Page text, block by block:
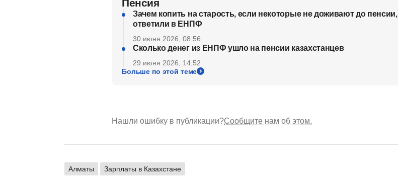
Пенсия
Зачем копить на старость, если некоторые не доживают до пенсии,
ответили в ЕНПФ
30 июня 2026, 08:56
Сколько денег из ЕНПФ ушло на пенсии казахстанцев
29 июня 2026, 14:52
Больше по этой теме
Нашли ошибку в публикации?Сообщите нам об этом.
Алматы Зарплаты в Казахстане